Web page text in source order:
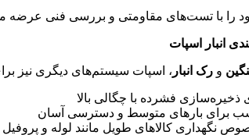
را با تست‌های مقاومتی و بررسی فنی عرضه
انبار اسپات
و رک انبار ، اسپات سیستم‌های دیگری نیز
ذخیره‌سازی فشرده با چگالی بالا
برای بارهای متوسط و دسترسی آسان
نگهداری کالاهای طویل مانند لوله و پروفیل